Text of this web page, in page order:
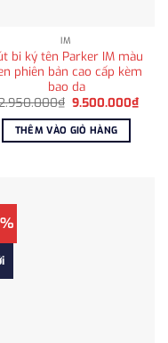
IM
bi ký tên Parker IM màu
phiên bản cao cấp kèm
bao da
₫ Giá
là:
12.950.000₫.
9.500.000₫Giá
hiện
THÊM VÀO GIỎ HÀNG